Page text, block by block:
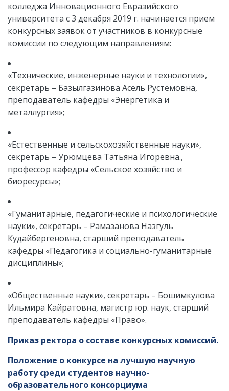
колледжа Инновационного Евразийского
университета с 3 декабря 2019 г. начинается прием
конкурсных заявок от участников в конкурсные
комиссии по следующим направлениям:
«Технические, инженерные науки и технологии»,
секретарь – Базылгазинова Асель Рустемовна,
преподаватель кафедры «Энергетика и
металлургия»;
«Eстественные и сельскохозяйственные науки»,
секретарь – Урюмцева Татьяна Игоревна.,
профессор кафедры «Сельское хозяйство и
биоресурсы»;
«Гуманитарные, педагогические и психологические
науки», секретарь – Рамазанова Назгуль
Кудайбергеновна, старший преподаватель
кафедры «Педагогика и социально-гуманитарные
дисциплины»;
«Общественные науки», секретарь – Бошимкулова
Ильмира Кайратовна, магистр юр. наук, старший
преподаватель кафедры «Право».
Приказ ректора о составе конкурсных комиссий.
Положение о конкурсе на лучшую научную
работу среди студентов научно-
образовательного консорциума